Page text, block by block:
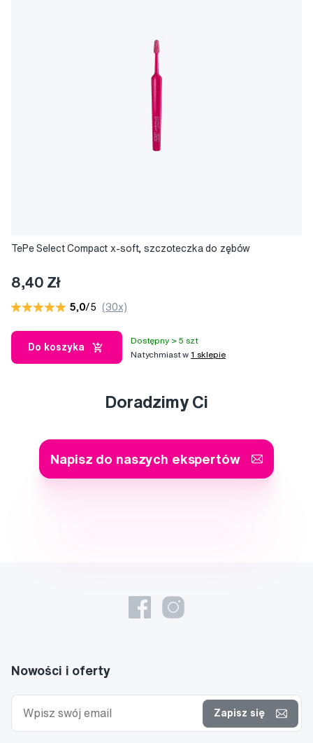
TePe Select Compact x-soft, szczoteczka do zębów
8,40 Zł
5,0/5 (30x)
Do koszyka
Dostępny > 5 szt
Natychmiast w1 sklepie
Doradzimy Ci
Napisz do naszych ekspertów
Nowości i oferty
Zapisz się